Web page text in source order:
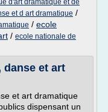
d'art dramatique et de
et d art dramatique /
/ ecole
/ ecole nationale de
danse et art
et art dramatique
dispensant un